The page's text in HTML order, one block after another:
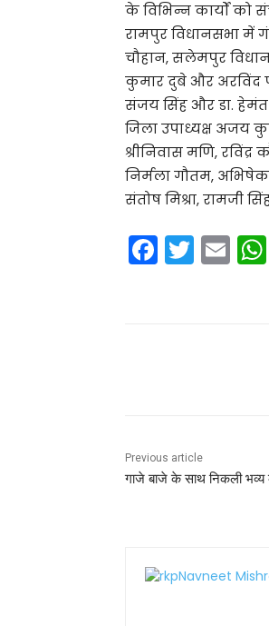
के विभिन्न कार्यों को
रामपुर विधानसभा में
चौहान, सलेमपुर
कुमार दुबे और अरविंद
संजय सिंह और डा. हेमंत
जिला उपाध्यक्ष अजय
श्रीनिवास मणि,
निर्मला गौतम, अभिषेक
संतोष मिश्रा, रामजी
F
a
k
T
w
E
m
Previous article
गाजे बाजे के साथ निकली भव्य